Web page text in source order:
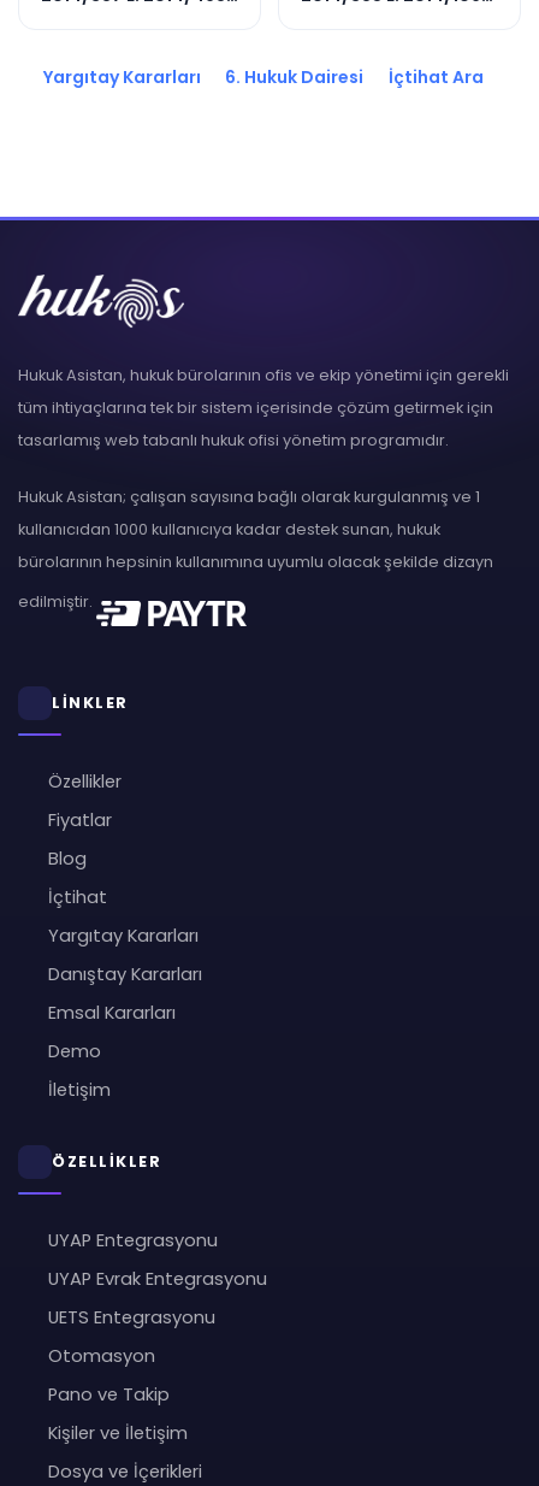
Yargıtay Kararları 6. Hukuk Dairesi İçtihat Ara
Hukuk Asistan, hukuk bürolarının ofis ve ekip yönetimi için gerekli
tüm ihtiyaçlarına tek bir sistem içerisinde çözüm getirmek için
tasarlamış web tabanlı hukuk ofisi yönetim programıdır.
Hukuk Asistan; çalışan sayısına bağlı olarak kurgulanmış ve 1
kullanıcıdan 1000 kullanıcıya kadar destek sunan, hukuk
bürolarının hepsinin kullanımına uyumlu olacak şekilde dizayn
edilmiştir.
LİNKLER
Özellikler
Fiyatlar
Blog
İçtihat
Yargıtay Kararları
Danıştay Kararları
Emsal Kararları
Demo
İletişim
ÖZELLİKLER
UYAP Entegrasyonu
UYAP Evrak Entegrasyonu
UETS Entegrasyonu
Otomasyon
Pano ve Takip
Kişiler ve İletişim
Dosya ve İçerikleri